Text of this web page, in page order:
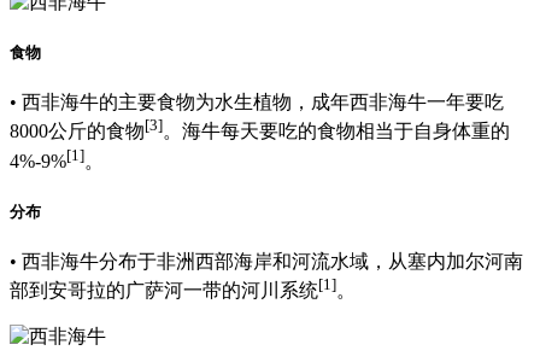
食物
• 西非海牛的主要食物为水生植物，成年西非海牛一年要吃
8000公斤的食物[3]。海牛每天要吃的食物相当于自身体重的
4%-9%[1]。
分布
• 西非海牛分布于非洲西部海岸和河流水域，从塞内加尔河南
部到安哥拉的广萨河一带的河川系统[1]。